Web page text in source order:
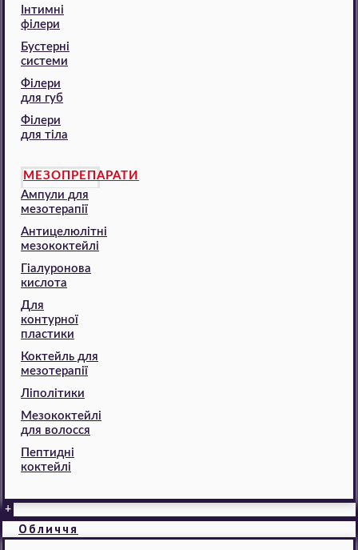
Інтимні
філери
Бустерні
системи
Філери
для губ
Філери
для тіла
МЕЗОПРЕПАРАТИ
Ампули для
мезотерапії
Антицелюлітні
мезококтейлі
Гіалуронова
кислота
Для
контурної
пластики
Коктейль для
мезотерапії
Ліполітики
Мезококтейлі
для волосся
Пептидні
коктейлі
+
Обличчя